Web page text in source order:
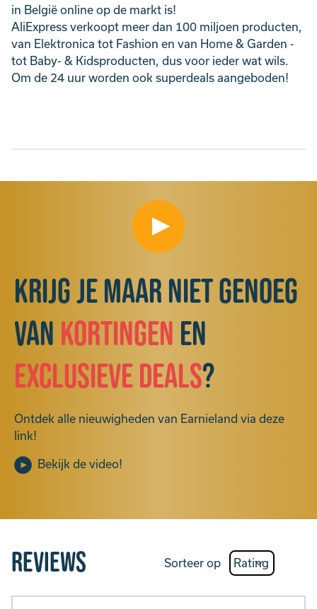
in België online op de markt is!
AliExpress verkoopt meer dan 100 miljoen producten,
van Elektronica tot Fashion en van Home & Garden -
tot Baby- & Kidsproducten, dus voor ieder wat wils.
Om de 24 uur worden ook superdeals aangeboden!
Krijg je maar niet genoeg
van kortingen en
exclusieve deals?
Ontdek alle nieuwigheden van Earnieland via deze
link!
Bekijk de video!
Reviews Sorteer op